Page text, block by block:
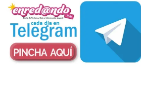
desde 1949. Los
procuradores leonesistas
plantean que la Junta
contacte cuanto antes con los
propietarios para exigirles medidas
inmediatas que frenen el deterioro y el
riesgo de colapso. Los procuradores de
Unión del Pueblo […]